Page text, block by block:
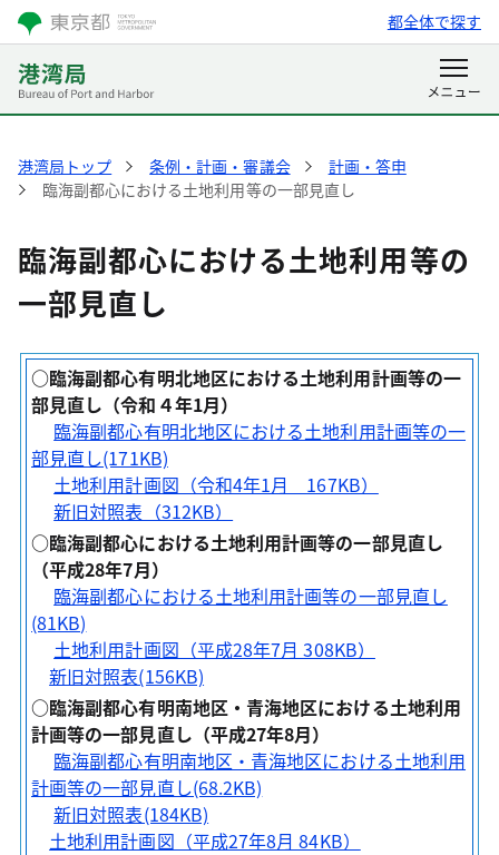
都全体で探す
港湾局トップ 条例・計画・審議会
計画・答申
臨海副都心における土地利用等の一部見直し
臨海副都心における土地利用等の
一部見直し
○臨海副都心有明北地区における土地利用計画等の一
部見直し（令和４年1月）
臨海副都心有明北地区における土地利用計画等の一
部見直し(171KB)
土地利用計画図（令和4年1月 167KB）
新旧対照表（312KB）
○臨海副都心における土地利用計画等の一部見直し
（平成28年7月）
臨海副都心における土地利用計画等の一部見直し
(81KB)
土地利用計画図（平成28年7月 308KB）
新旧対照表(156KB)
○臨海副都心有明南地区・青海地区における土地利用
計画等の一部見直し（平成27年8月）
臨海副都心有明南地区・青海地区における土地利用
計画等の一部見直し(68.2KB)
新旧対照表(184KB)
土地利用計画図（平成27年8月 84KB）